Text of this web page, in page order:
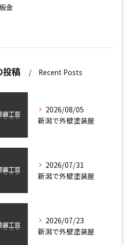
金
投稿 Recent Posts
2026/08/05
新潟で外壁塗装屋
2026/07/31
新潟で外壁塗装屋
2026/07/23
新潟で外壁塗装屋